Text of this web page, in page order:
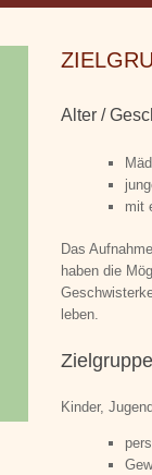
Alter /
mit
Das
haben die
leben.
Kinder,